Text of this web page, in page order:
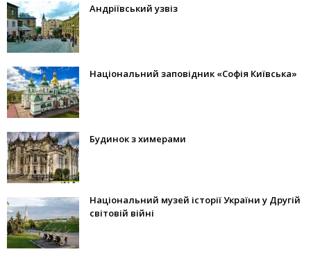
Андріївський узвіз
Національний заповідник «Софія Київська»
Будинок з химерами
Національний музей історії України у Другій
світовій війні